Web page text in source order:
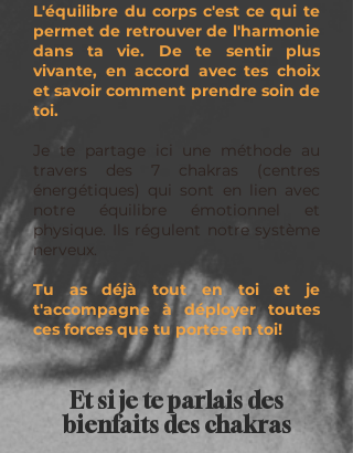
L'équilibre du corps c'est ce qui te
permet de retrouver de l'harmonie
dans ta vie. De te sentir plus
vivante, en accord avec tes choix
et savoir comment prendre soin de
toi.
Je te partage ici une méthode au
travers des 7 chakras (centres
énergétiques) qui sont en lien avec
notre équilibre émotionnel et
physique. Ils régulent notre système
nerveux.
Tu as déjà tout en toi et je
t'accompagne à déployer toutes
ces forces que tu portes en toi!
Et si je te parlais des
bienfaits des chakras